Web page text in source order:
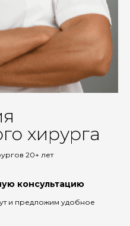
хирурга
20+ лет
консультацию
и предложим удобное